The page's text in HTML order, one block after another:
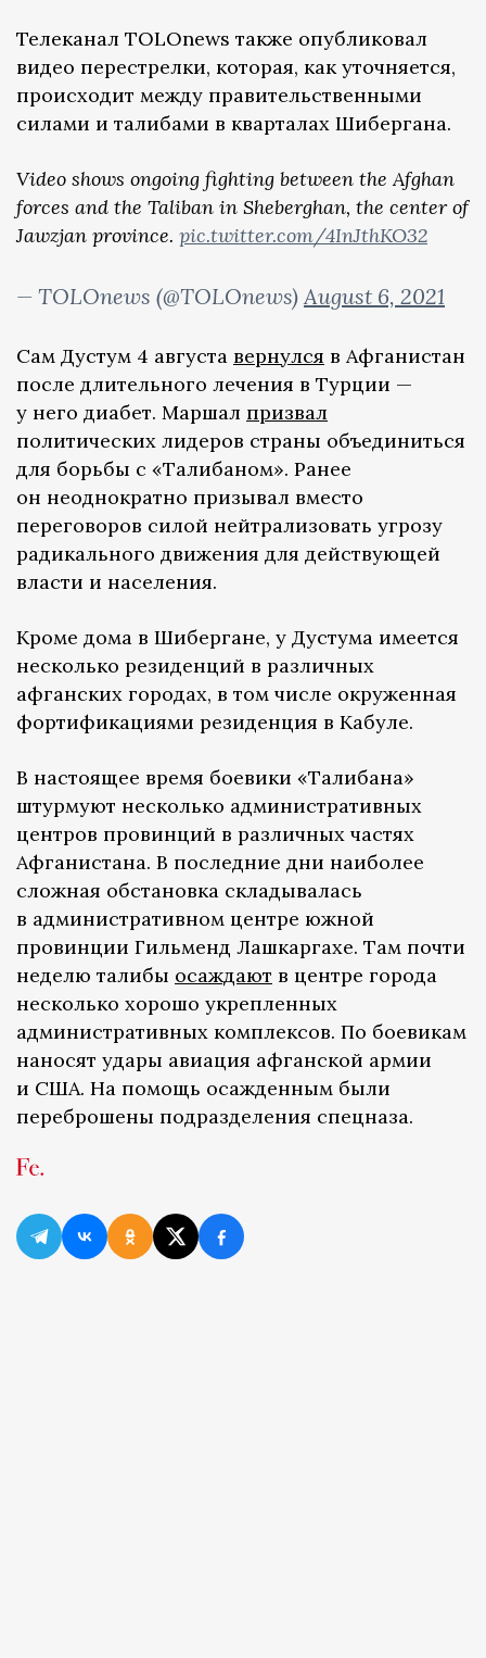
Телеканал TOLOnews также опубликовал
видео перестрелки, которая, как уточняется,
происходит между правительственными
силами и талибами в кварталах Шибергана.
Video shows ongoing fighting between the Afghan
forces and the Taliban in Sheberghan, the center of
Jawzjan province. pic.twitter.com/4InJthKO32
— TOLOnews (@TOLOnews)August 6, 2021
Сам Дустум 4 августа вернулся в Афганистан
после длительного лечения в Турции —
у него диабет. Маршал призвал
политических лидеров страны объединиться
для борьбы с «Талибаном». Ранее
он неоднократно призывал вместо
переговоров силой нейтрализовать угрозу
радикального движения для действующей
власти и населения.
Кроме дома в Шибергане, у Дустума имеется
несколько резиденций в различных
афганских городах, в том числе окруженная
фортификациями резиденция в Кабуле.
В настоящее время боевики «Талибана»
штурмуют несколько административных
центров провинций в различных частях
Афганистана. В последние дни наиболее
сложная обстановка складывалась
в административном центре южной
провинции Гильменд Лашкаргахе. Там почти
неделю талибы осаждают в центре города
несколько хорошо укрепленных
административных комплексов. По боевикам
наносят удары авиация афганской армии
и США. На помощь осажденным были
переброшены подразделения спецназа.